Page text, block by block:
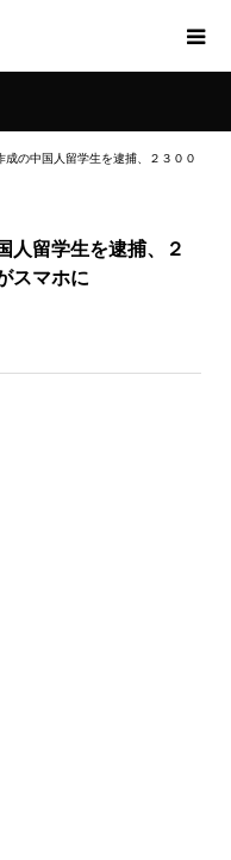
成の中国人留学生を逮捕、２３００
人留学生を逮捕、２
スマホに